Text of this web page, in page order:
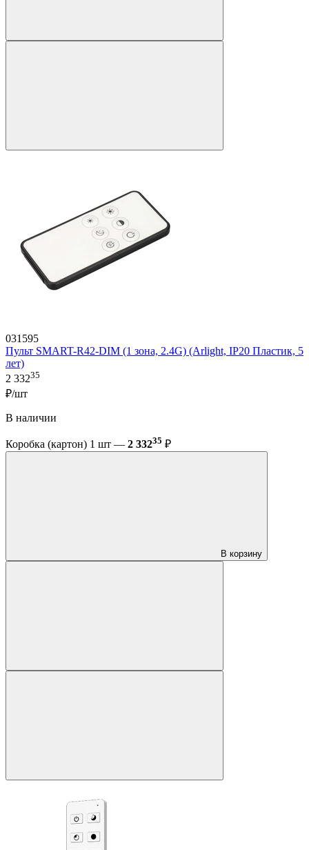
031595
Пульт SMART-R42-DIM (1 зона, 2.4G) (Arlight, IP20 Пластик, 5
лет)
2 33235
₽/шт
В наличии
Коробка (картон) 1 шт — 2 33235 ₽
В корзину